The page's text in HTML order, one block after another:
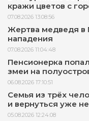
кражи цветов с
07.08.2026 13:08:56
Жертва медведя в
нападения
07.08.2026 11:04:48
Пенсионерка
змеи на
06.08.2026 17:10:51
Семья из трёх
и вернуться уже
05.08.2026 12:24:08